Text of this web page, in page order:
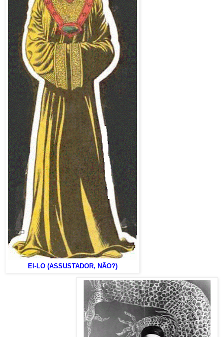
EI-LO (ASSUSTADOR, NÃO?)